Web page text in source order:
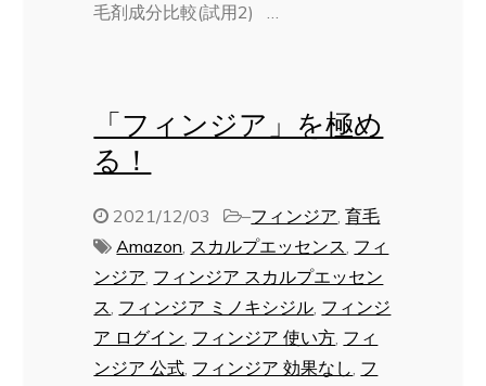
毛剤成分比較(試用2) …
「フィンジア」を極め
る！
2021/12/03 –フィンジア,育毛
Amazon, スカルプエッセンス, フィ
ンジア, フィンジア スカルプエッセン
ス, フィンジア ミノキシジル, フィンジ
ア ログイン, フィンジア 使い方, フィ
ンジア 公式, フィンジア 効果なし, フ